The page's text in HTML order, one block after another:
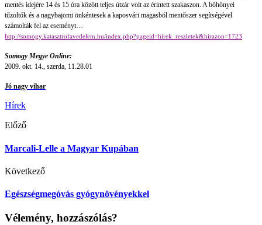
mentés idejére 14 és 15 óra között teljes útzár volt az érintett szakaszon. A böhönyei
tűzoltók és a nagybajomi önkéntesek a kaposvári magasból mentőszer segítségével
számolták fel az eseményt…
http://somogy.katasztrofavedelem.hu/index.php?pageid=hirek_reszletek&hirazon=1723
Somogy Megye Online:
2009. okt. 14., szerda, 11.28.01
Jó nagy vihar
Hírek
Előző
Marcali-Lelle a Magyar Kupában
Következő
Egészségmegóvás gyógynövényekkel
Vélemény, hozzászólás?